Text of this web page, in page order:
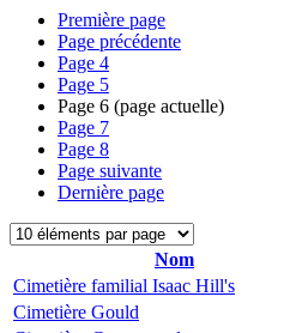
Première page
Page précédente
Page 4
Page 5
Page 6 (page actuelle)
Page 7
Page 8
Page suivante
Dernière page
Nom
Cimetière familial Isaac Hill's
Cimetière Gould